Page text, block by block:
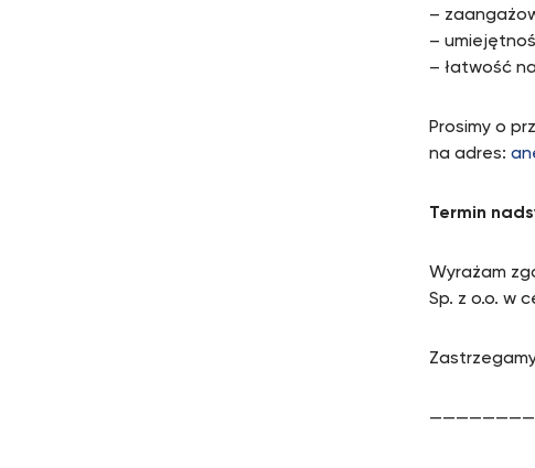
–
–
– łatwość
Prosimy o
na adres:
Termin
Wyrażam
Sp. z o.o. w